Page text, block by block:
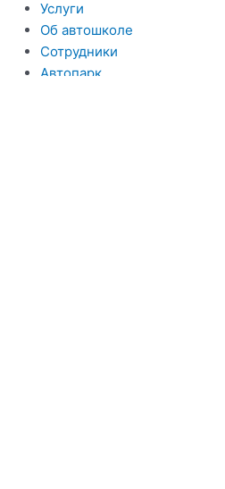
Услуги
Об автошколе
Сотрудники
Автопарк